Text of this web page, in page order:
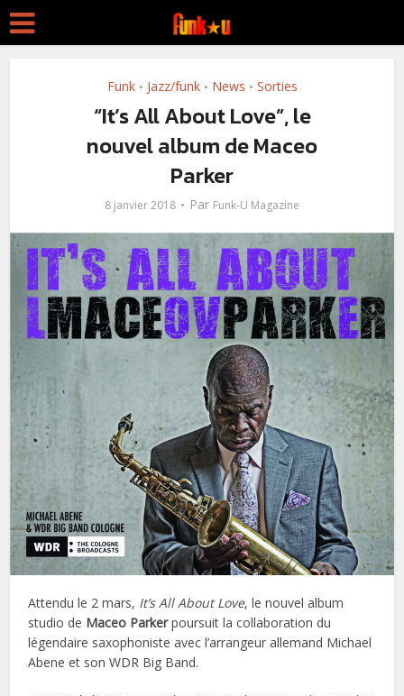
Funk • Jazz/funk • News • Sorties
“It’s All About Love”, le
nouvel album de Maceo
Parker
8 janvier 2018 Par Funk-U Magazine
Attendu le 2 mars, It’s All About Love, le nouvel album
studio de Maceo Parkerpoursuit la collaboration du
légendaire saxophoniste avec l’arrangeur allemand Michael
Abene et son WDR Big Band.